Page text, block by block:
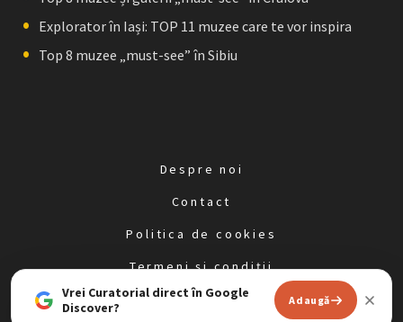
Explorator în Iași: TOP 11 muzee care te vor inspira
Top 8 muzee „must-see” în Sibiu
Despre noi
Contact
Politica de cookies
Termeni și condiții
Politica de confidențialitate
Vrei Curatorial direct în Google
Discover?
Adaugă